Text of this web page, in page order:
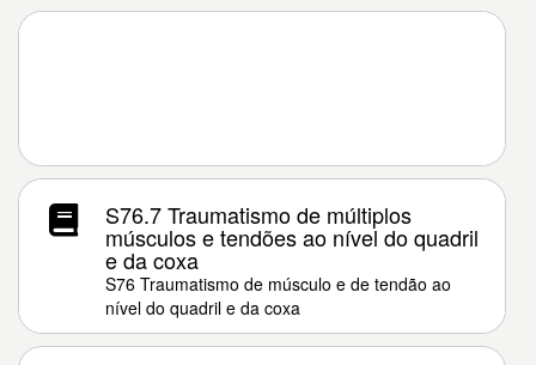
S76.7 Traumatismo de múltiplos
músculos e tendões ao nível do quadril
e da coxa
S76 Traumatismo de músculo e de tendão ao
nível do quadril e da coxa